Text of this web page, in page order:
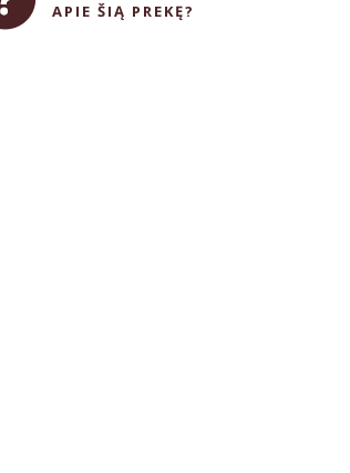
APIE ŠIĄ PREKĘ?